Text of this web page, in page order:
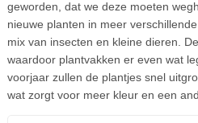
geworden, dat we deze moeten
nieuwe planten in meer
mix van insecten en kleine dieren.
waardoor plantvakken er even wat
voorjaar zullen de plantjes snel
wat zorgt voor meer kleur en een